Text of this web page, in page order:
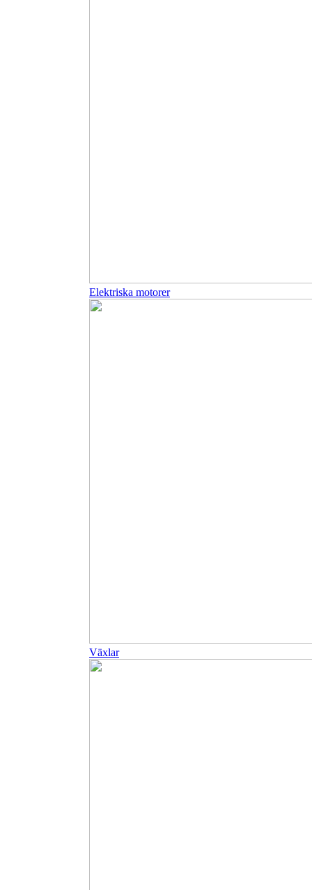
Elektriska motorer
Växlar